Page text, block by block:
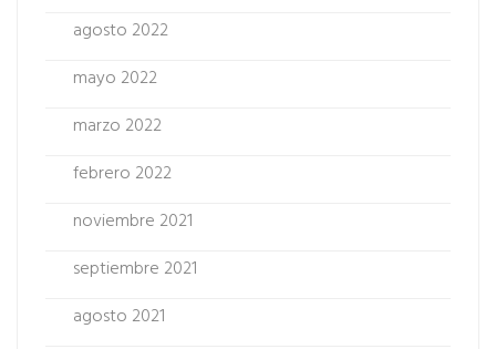
agosto 2022
mayo 2022
marzo 2022
febrero 2022
noviembre 2021
septiembre 2021
agosto 2021